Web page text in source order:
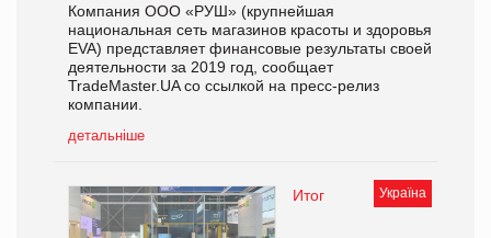
Компания ООО «РУШ» (крупнейшая
национальная сеть магазинов красоты и здоровья
EVA) представляет финансовые результаты своей
деятельности за 2019 год, сообщает
TradeMaster.UA со ссылкой на пресс-релиз
компании.
детальніше
Україна
Итог